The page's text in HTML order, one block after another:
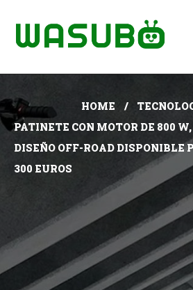
HOME
PATINETE CON MOTOR DE 800
DISEÑO OFF-ROAD DISPONIBLE
300 EUROS